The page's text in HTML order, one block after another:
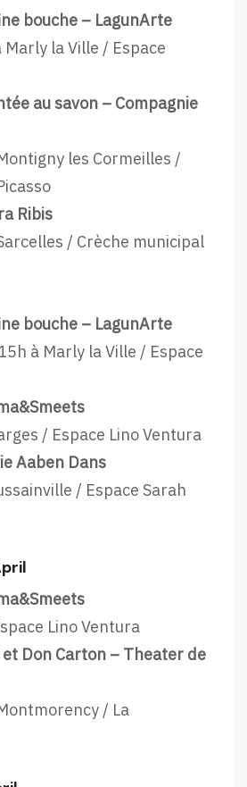
bouche – LagunArte
la Ville / Espace
au savon – Compagnie
les Cormeilles /
Ribis
/ Crèche municipal
bouche – LagunArte
à Marly la Ville / Espace
/ Espace Lino Ventura
Aaben Dans
/ Espace Sarah
Lino Ventura
Don Carton – Theater de
/ La